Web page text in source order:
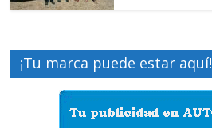
¡Tu marca puede estar aquí!